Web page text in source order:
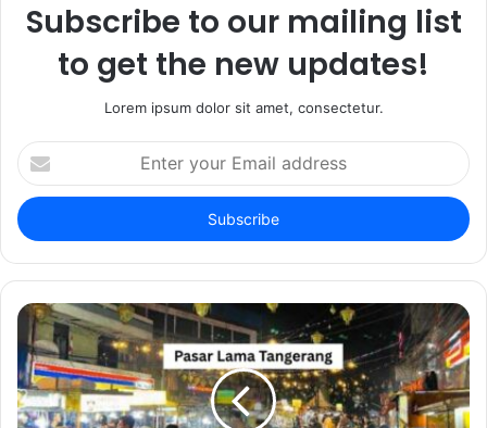
Subscribe to our mailing list
to get the new updates!
Lorem ipsum dolor sit amet, consectetur.
Enter
your
Email
address